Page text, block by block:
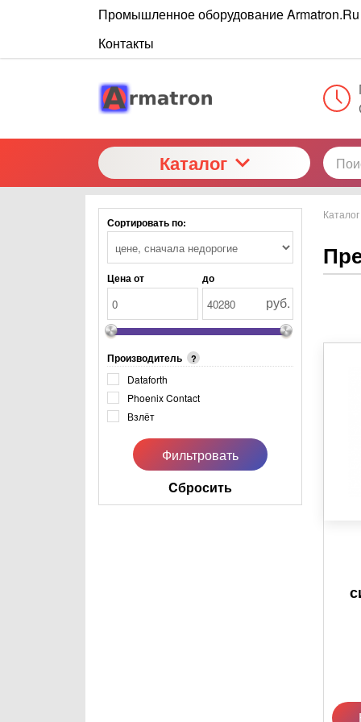
Промышленное оборудование Armatron.Ru
Контакты
Каталог
Сортировать по:
Цена от до
руб.
Производитель ?
Dataforth
Phoenix Contact
Взлёт
Cбросить
Каталог